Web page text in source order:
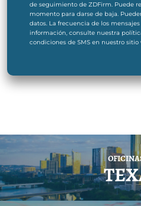
de seguimiento de ZDFirm. Puede
momento para darse de baja.
datos. La frecuencia de los
información, consulte nuestra
condiciones de SMS en nuestro sitio